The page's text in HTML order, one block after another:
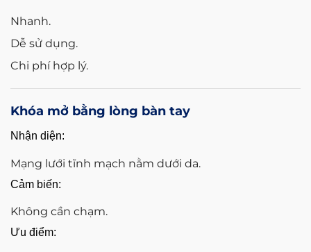
Nhanh.
Dễ sử dụng.
Chi phí hợp lý.
Khóa mở bằng lòng bàn tay
Nhận diện:
Mạng lưới tĩnh mạch nằm dưới da.
Cảm biến:
Không cần chạm.
Ưu điểm: